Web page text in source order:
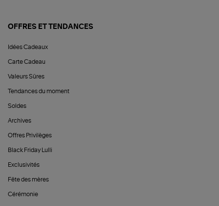
OFFRES ET TENDANCES
Idées Cadeaux
Carte Cadeau
Valeurs Sûres
Tendances du moment
Soldes
Archives
Offres Privilèges
Black Friday Lulli
Exclusivités
Fête des mères
Cérémonie